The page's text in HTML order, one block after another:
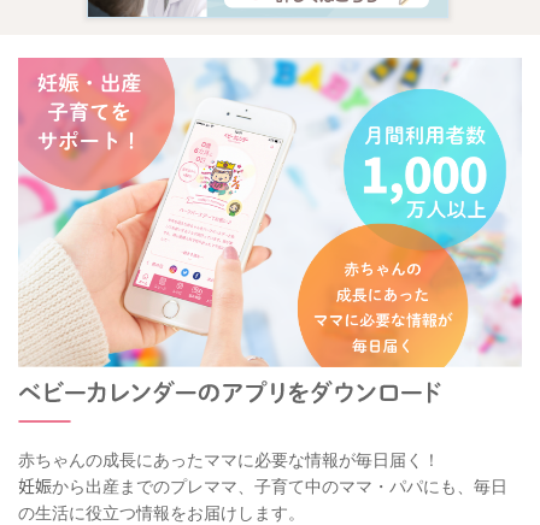
赤ちゃんの成長にあったママに必要な情報が毎日届く！
妊娠から出産までのプレママ、子育て中のママ・パパにも、毎日
の生活に役立つ情報をお届けします。